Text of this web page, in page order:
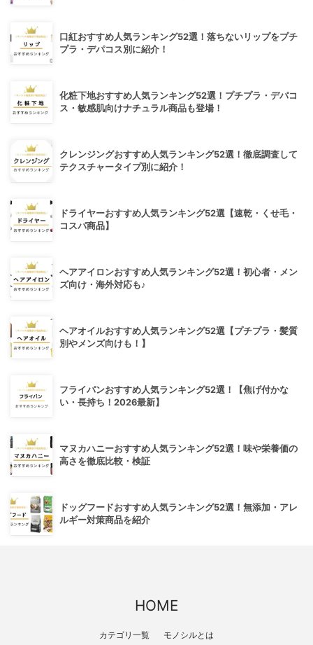
口紅おすすめ人気ランキング52選！落ちないリップをプチ
プラ・デパコス別に紹介！
化粧下地おすすめ人気ランキング52選！プチプラ・デパコ
ス・敏感肌向けナチュラル商品も登場！
クレンジングおすすめ人気ランキング52選！徹底調査して
テクスチャータイプ別に紹介！
ドライヤーおすすめ人気ランキング52選【速乾・くせ毛・
コスパ商品】
ヘアアイロンおすすめ人気ランキング52選！初心者・メン
ズ向け・海外対応も♪
ヘアオイルおすすめ人気ランキング52選【プチプラ・髪質
別やメンズ向けも！】
フライパンおすすめ人気ランキング52選！【焦げ付かな
い・長持ち！2026最新】
マヌカハニーおすすめ人気ランキング52選！味や栄養価の
高さを徹底比較・検証
ドッグフードおすすめ人気ランキング52選！無添加・アレ
ルギー対策商品を紹介
HOME
カテゴリ一覧 モノシルとは